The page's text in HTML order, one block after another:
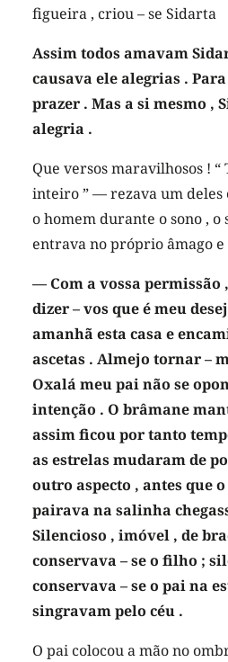
figueira , criou – se Sidarta
Assim todos amavam
causava ele alegrias .
prazer . Mas a si mesmo ,
alegria .
Que versos maravilhosos !
inteiro ” — rezava um deles
o homem durante o sono , o
entrava no próprio âmago
— Com a vossa permissão
dizer – vos que é meu
amanhã esta casa e
ascetas . Almejo tornar –
Oxalá meu pai não se
intenção . O brâmane
assim ficou por tanto
as estrelas mudaram de
outro aspecto , antes que
pairava na salinha
Silencioso , imóvel , de
conservava – se o filho ;
conservava – se o pai na
singravam pelo céu .
O pai colocou a mão no